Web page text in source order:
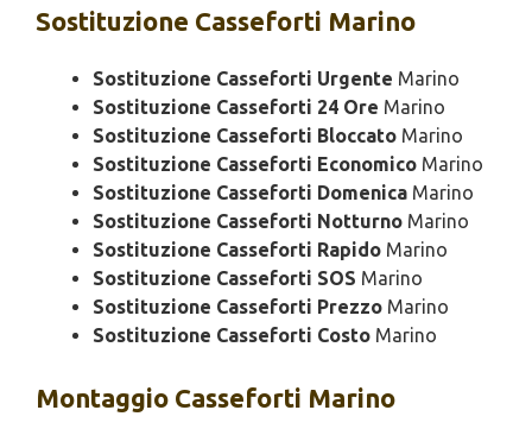
Sostituzione Casseforti Marino
Sostituzione Casseforti Urgente Marino
Sostituzione Casseforti 24 Ore Marino
Sostituzione Casseforti Bloccato Marino
Sostituzione Casseforti Economico Marino
Sostituzione Casseforti Domenica Marino
Sostituzione Casseforti Notturno Marino
Sostituzione Casseforti Rapido Marino
Sostituzione Casseforti SOS Marino
Sostituzione Casseforti Prezzo Marino
Sostituzione Casseforti Costo Marino
Montaggio Casseforti Marino